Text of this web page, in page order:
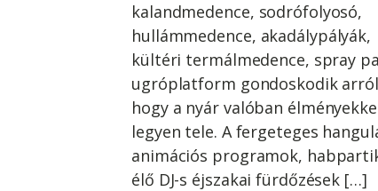
kalandmedence, sodrófolyosó,
hullámmedence, akadálypályák,
kültéri termálmedence, spray
ugróplatform gondoskodik
hogy a nyár valóban
legyen tele. A fergeteges
animációs programok,
élő DJ-s éjszakai fürdőzések […]